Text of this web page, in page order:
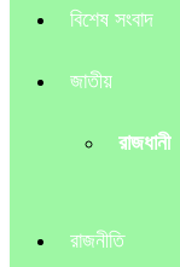
বিশেষ সংবাদ
জাতীয়
রাজধানী
রাজনীতি